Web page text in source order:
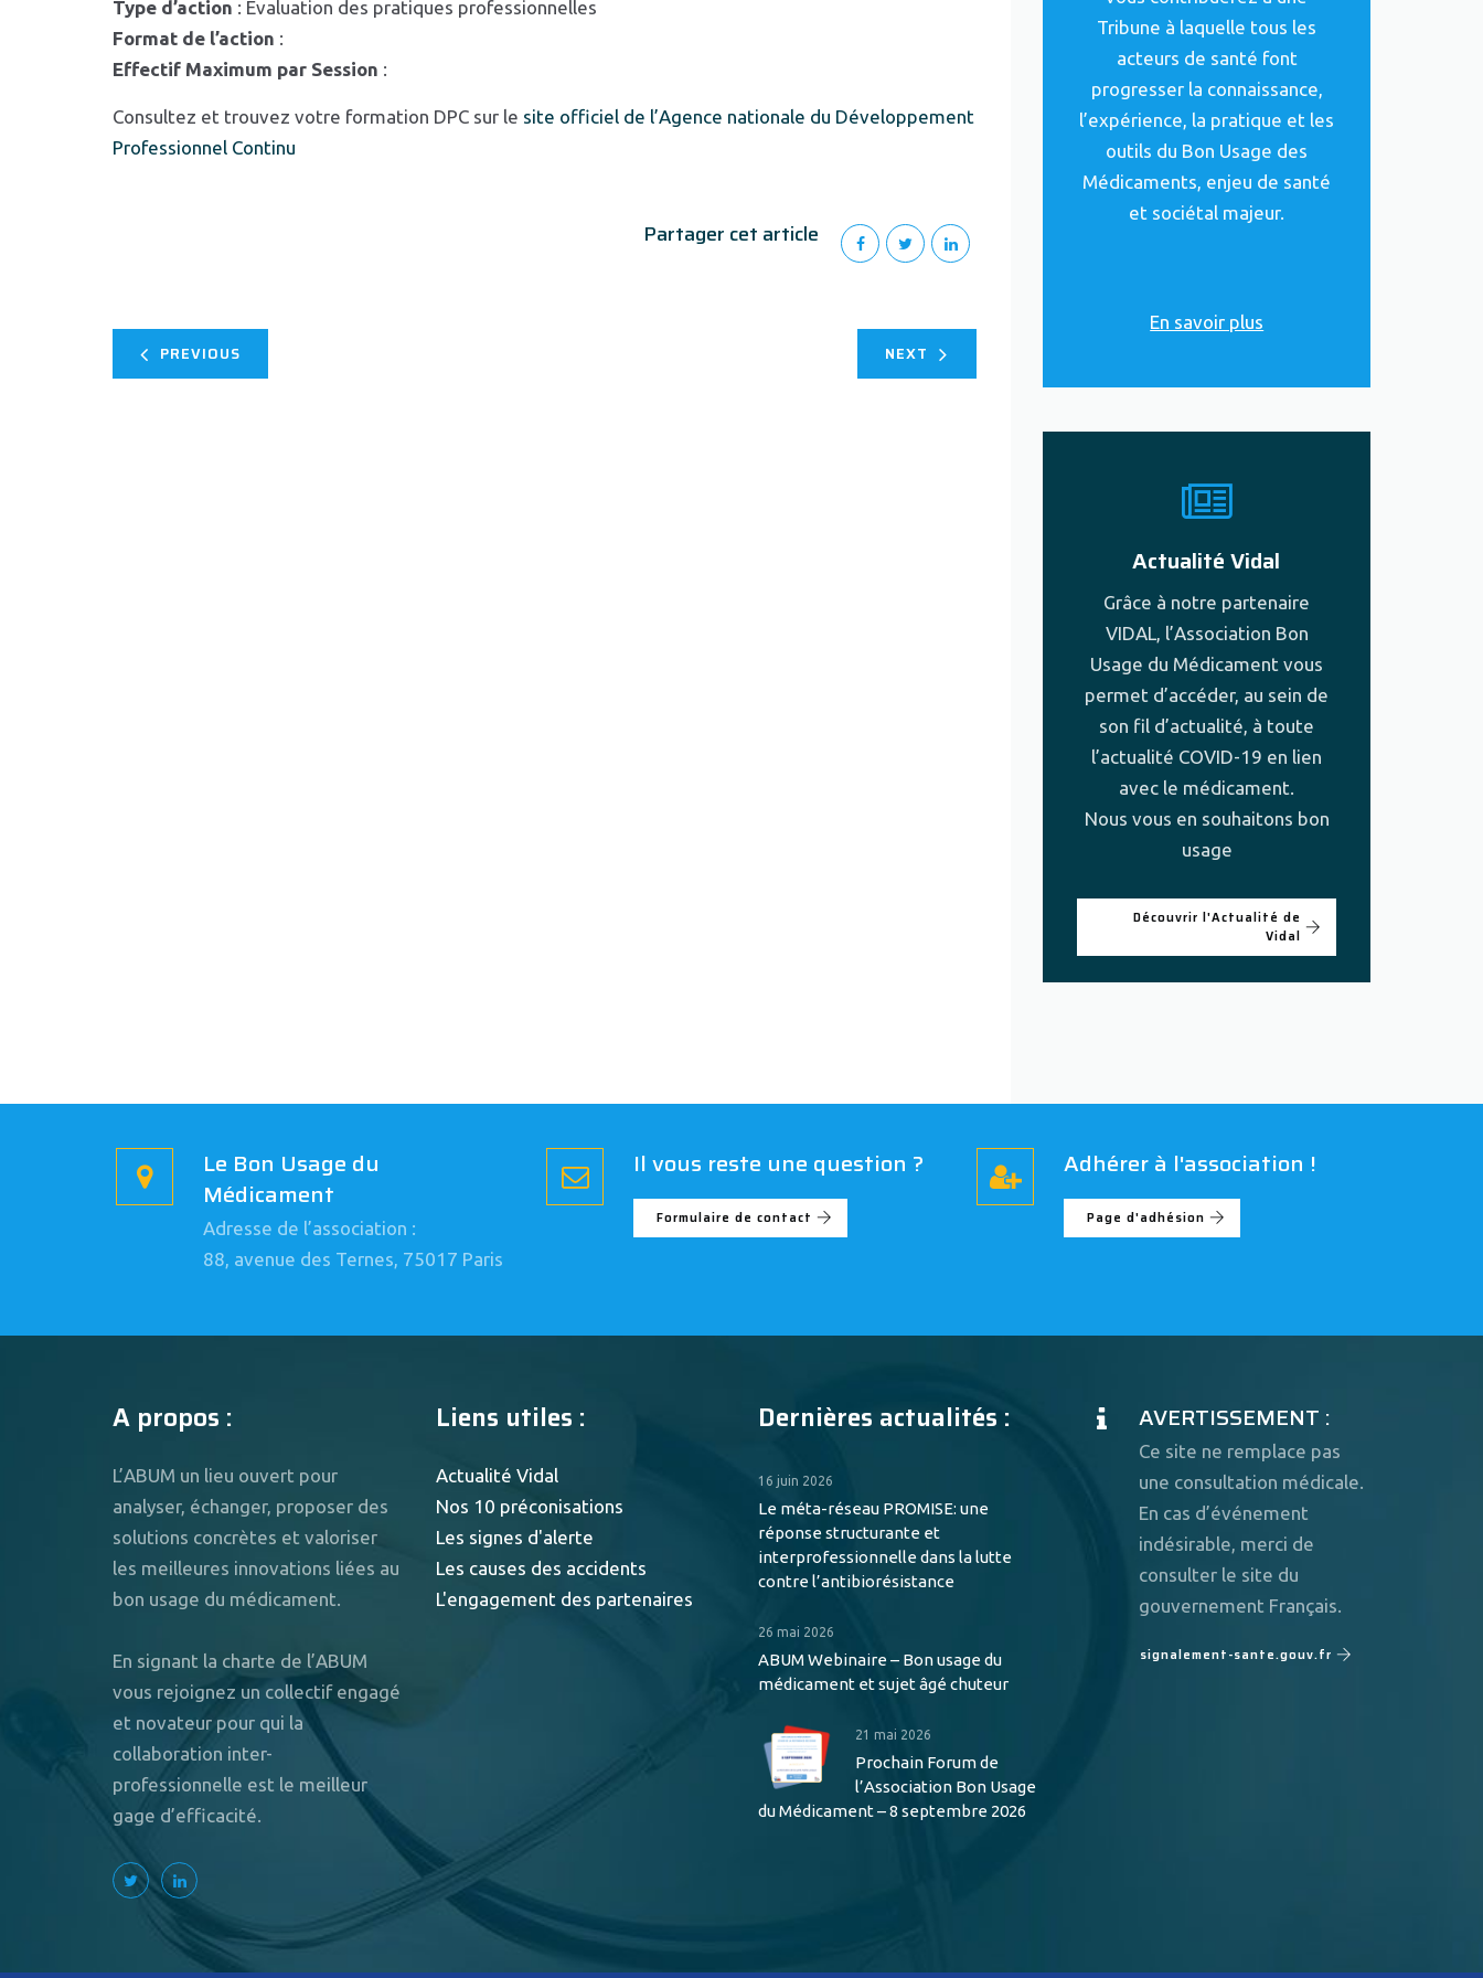
Type d’action : Evaluation des pratiques professionnelles
Format de l’action :
Effectif Maximum par Session :
Consultez et trouvez votre formation DPC sur le site officiel de l’Agence nationale du Développement
Professionnel Continu
Partager cet article
PREVIOUS NEXT
Tribune à laquelle tous les
acteurs de santé font
progresser la connaissance,
l’expérience, la pratique et les
outils du Bon Usage des
Médicaments, enjeu de santé
et sociétal majeur.
En savoir plus
Actualité Vidal
Grâce à notre partenaire
VIDAL, l’Association Bon
Usage du Médicament vous
permet d’accéder, au sein de
son fil d’actualité, à toute
l’actualité COVID-19 en lien
avec le médicament.
Nous vous en souhaitons bon
usage
Découvrir l'Actualité de
Vidal
Le Bon Usage du
Médicament
Adresse de l’association :
88, avenue des Ternes, 75017 Paris
Il vous reste une question ?
Formulaire de contact
Adhérer à l'association !
Page d'adhésion
A propos :
L’ABUM un lieu ouvert pour
analyser, échanger, proposer des
solutions concrètes et valoriser
les meilleures innovations liées au
bon usage du médicament.
En signant la charte de l’ABUM
vous rejoignez un collectif engagé
et novateur pour qui la
collaboration inter-
professionnelle est le meilleur
gage d’efficacité.
Liens utiles :
Actualité Vidal
Nos 10 préconisations
Les signes d'alerte
Les causes des accidents
L'engagement des partenaires
Dernières actualités :
16 juin 2026
Le méta-réseau PROMISE: une
réponse structurante et
interprofessionnelle dans la lutte
contre l’antibiorésistance
26 mai 2026
ABUM Webinaire – Bon usage du
médicament et sujet âgé chuteur
21 mai 2026
Prochain Forum de
l’Association Bon Usage
du Médicament – 8 septembre 2026
AVERTISSEMENT :
Ce site ne remplace pas
une consultation médicale.
En cas d’événement
indésirable, merci de
consulter le site du
gouvernement Français.
signalement-sante.gouv.fr